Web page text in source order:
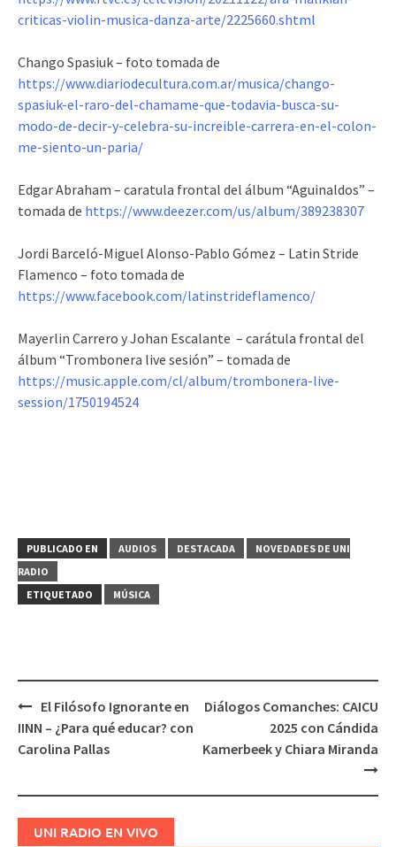
criticas-violin-musica-danza-arte/2225660.shtml
Chango Spasiuk – foto tomada de
https://www.diariodecultura.com.ar/musica/chango-
spasiuk-el-raro-del-chamame-que-todavia-busca-su-
modo-de-decir-y-celebra-su-increible-carrera-en-el-colon-
me-siento-un-paria/
Edgar Abraham – caratula frontal del álbum “Aguinaldos” –
tomada de https://www.deezer.com/us/album/389238307
Jordi Barceló-Miguel Alonso-Pablo Gómez – Latin Stride
Flamenco – foto tomada de
https://www.facebook.com/latinstrideflamenco/
Mayerlin Carrero y Johan Escalante – carátula frontal del
álbum “Trombonera live sesión” – tomada de
https://music.apple.com/cl/album/trombonera-live-
session/1750194524
PUBLICADO EN AUDIOS DESTACADA
NOVEDADES DE UNI
RADIO
ETIQUETADO
MÚSICA
Navegación
de
El Filósofo Ignorante en
IINN – ¿Para qué educar? con
Carolina Pallas
Diálogos Comanches: CAICU
2025 con Cándida
Kamerbeek y Chiara Miranda
UNI RADIO EN VIVO